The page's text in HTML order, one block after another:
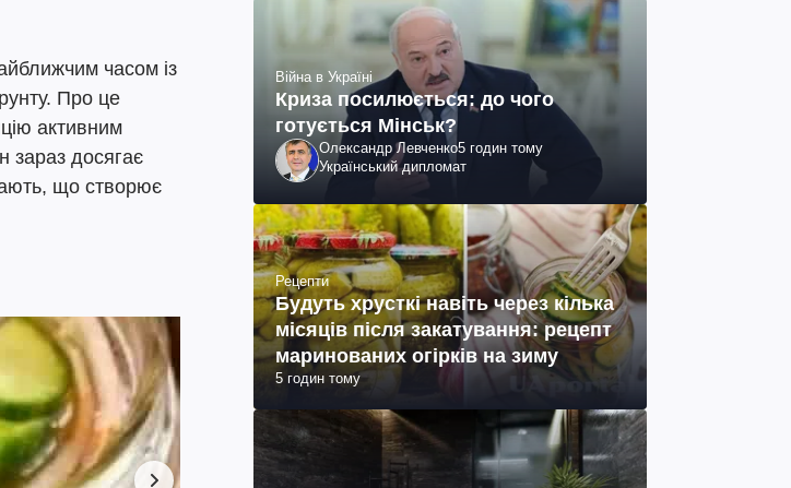
часом із
Про це
активним
зараз досягає
що створює
Війна в Україні
Криза посилюється: до чого
готується Мінськ?
Олександр Левченко5 годин тому
Український дипломат
Рецепти
Будуть хрусткі навіть через кілька
місяців після закатування: рецепт
маринованих огірків на зиму
5 годин тому